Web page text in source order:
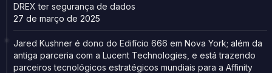
DREX ter segurança de dados
27 de março de 2025
Jared Kushner é dono do Edifício 666 em Nova York; além da
antiga parceria com a Lucent Technologies, e está trazendo
parceiros tecnológicos estratégicos mundiais para a Affinity